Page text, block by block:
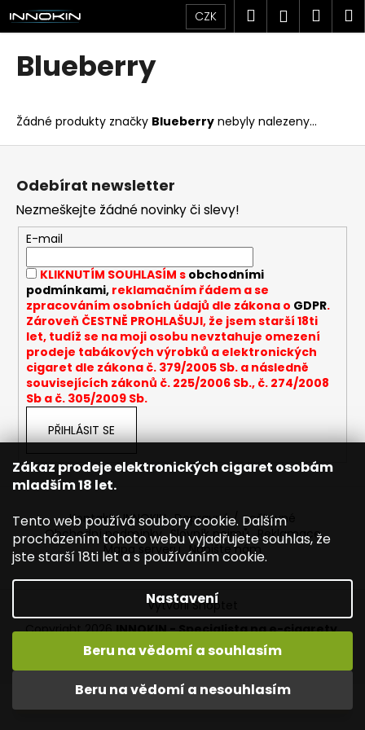
Zákaz prodeje elektronických cigaret osobám
mladším 18 let.
Tento web používá soubory cookie. Dalším
procházením tohoto webu vyjadřujete souhlas, že
jste starší 18ti let a s používáním cookie.
Nastavení
Beru na vědomí a nesouhlasím
Beru na vědomí a souhlasím
Přejít
na
obsah
Vítejte ve světě INNOKIN. Nabízíme Vám to nejlepší ze světa
vapingu. DORUČENÍ ZDARMA nad 1000,- kč / 50 EURO!
CZK Hledat
Blueberry
Žádné produkty značky Blueberry nebyly nalezeny...
K
o
o
p
o
t
ř
e
b
e
e
n
a
í
t
?
HLEDAT
D
u
Z
Odebírat newsletter
Nezmeškejte žádné novinky či slevy!
E-mail
KLIKNUTÍM SOUHLASÍM s obchodními
podmínkami,reklamačním řádem a se
zpracováním osobních údajů dle zákona o GDPR.
Zároveň ČESTNĚ PROHLAŠUJI, že jsem starší 18ti
let, tudíž se na moji osobu nevztahuje omezení
prodeje tabákových výrobků a elektronických
cigaret dle zákona č. 379/2005 Sb. a následně
souvisejících zákonů č. 225/2006 Sb., č. 274/2008
Sb a č. 305/2009 Sb.
PŘIHLÁSIT SE
Kontakty INNOKIN Dopravné / poštovné
Obchodní podmínky Slovník pojmů Reklamace
Mapa serveru
Napište nám
Vytvořil Shoptet
Copyright 2026INNOKIN - Specialista na e-cigarety.
Všechna práva vyhrazena.Upravit nastavení cookies